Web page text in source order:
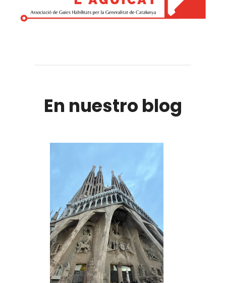
En nuestro blog